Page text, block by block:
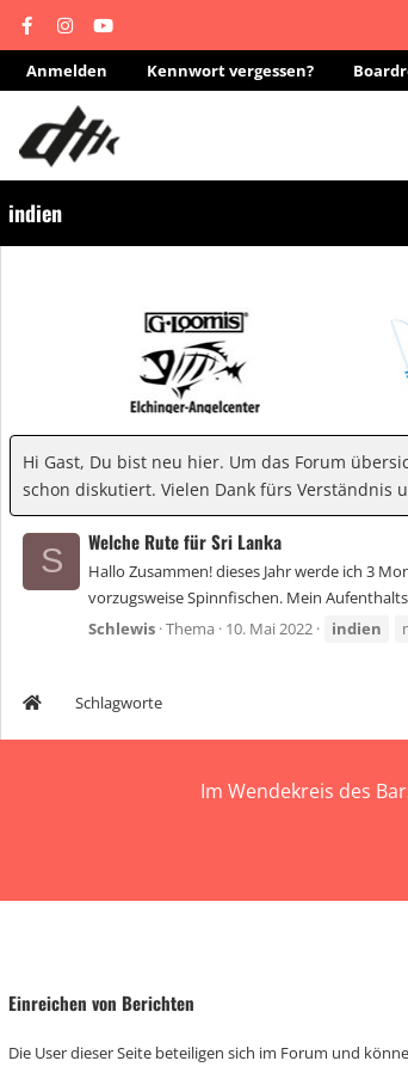
Anmelden Kennwort vergessen?
indien
Hi Gast, Du bist neu hier. Um das Forum
schon diskutiert. Vielen Dank fürs Verständnis
S
Welche Rute für Sri Lanka
Hallo Zusammen! dieses Jahr werde ich 3
vorzugsweise Spinnfischen. Mein
Schlewis Thema 10. Mai 2022 indien
Schlagworte
Im Wendekreis des
Einreichen von Berichten
Die User dieser Seite beteiligen sich im Forum und